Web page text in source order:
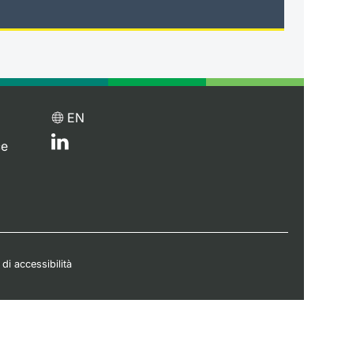
EN
accessibilità